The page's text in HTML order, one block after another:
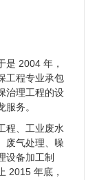
2004 年，
工程专业承包
治理工程的设
服务。
程、工业废水
废气处理、噪
设备加工制
2015 年底，